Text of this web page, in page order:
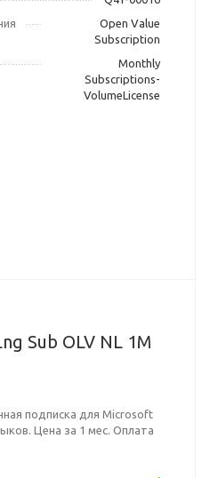
Open Value
Subscription
Monthly
Subscriptions-
VolumeLicense
Sub OLV NL 1M
подписка для Microsoft
Цена за 1 мес. Оплата